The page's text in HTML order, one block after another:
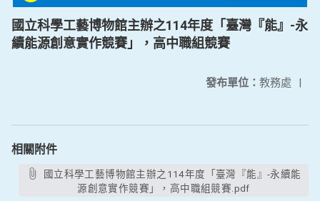
國立科學工藝博物館主辦之114年度「臺灣『能』-永
續能源創意實作競賽」，高中職組競賽
發布單位： 教務處 |
相關附件
源創意實作競賽」，高中職組競賽.pdf